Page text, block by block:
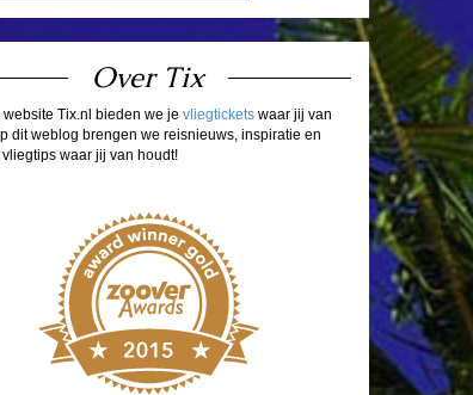
Over Tix
website Tix.nl bieden we je vliegtickets waar jij van
dit weblog brengen we reisnieuws, inspiratie en
waar jij van houdt!